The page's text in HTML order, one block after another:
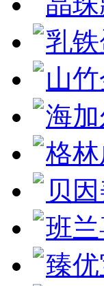
乳
山
海
格
贝
班
臻